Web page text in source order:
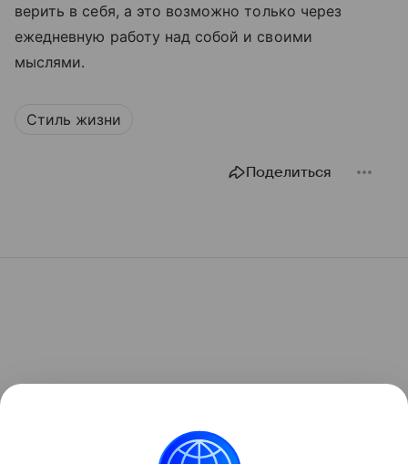
верить в себя, а это возможно только через
ежедневную работу над собой и своими
мыслями.
Стиль жизни
Поделиться